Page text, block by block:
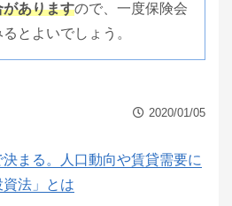
ありますので、一度保険会
とよいでしょう。
2020/01/05
まる。人口動向や賃貸需要に
法」とは